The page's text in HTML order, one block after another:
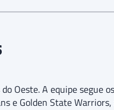
Oeste. A equipe segue
e Golden State Warriors,